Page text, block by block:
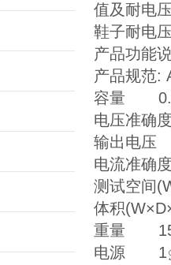
值及耐电
鞋子耐电
产品功能
产品规范:
容量
电压准确
输出电压
电流准确
测试空间
体积
重量
电源